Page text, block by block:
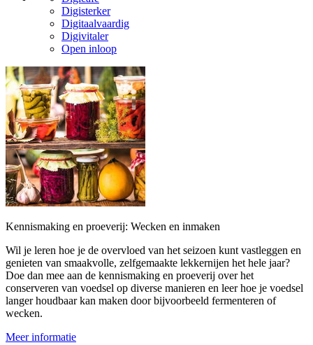
Digisterker
Digitaalvaardig
Digivitaler
Open inloop
Kennismaking en proeverij: Wecken en inmaken
Wil je leren hoe je de overvloed van het seizoen kunt vastleggen en
genieten van smaakvolle, zelfgemaakte lekkernijen het hele jaar?
Doe dan mee aan de kennismaking en proeverij over het
conserveren van voedsel op diverse manieren en leer hoe je voedsel
langer houdbaar kan maken door bijvoorbeeld fermenteren of
wecken.
Meer informatie